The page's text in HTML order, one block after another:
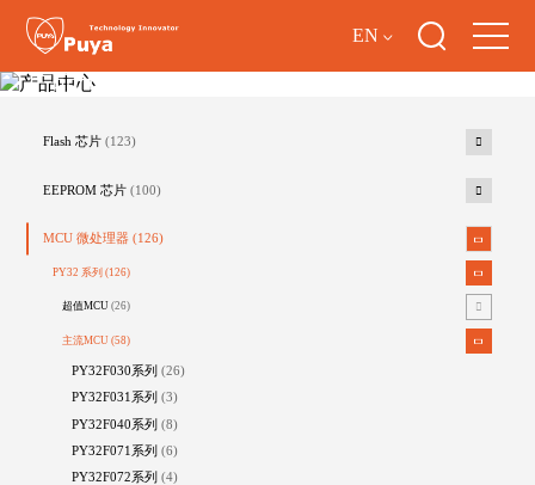
EN
产品中心
Flash 芯片 (123)
EEPROM 芯片 (100)
MCU 微处理器 (126)
PY32 系列(126)
超值MCU(26)
主流MCU(58)
PY32F030系列(26)
PY32F031系列(3)
PY32F040系列(8)
PY32F071系列(6)
PY32F072系列(4)